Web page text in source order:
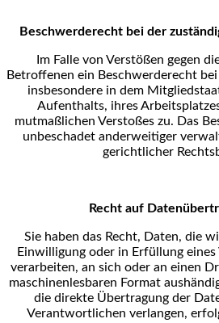
Beschwerderecht bei der
Im Falle von Verstößen gegen
Betroffenen ein Beschwerderecht
insbesondere in dem
Aufenthalts, ihres
mutmaßlichen Verstoßes zu. Das
unbeschadet anderweitiger
gerichtlicher
Recht auf
Sie haben das Recht, Daten, die
Einwilligung oder in Erfüllung eines
verarbeiten, an sich oder an einen
maschinenlesbaren Format
die direkte Übertragung der
Verantwortlichen verlangen,